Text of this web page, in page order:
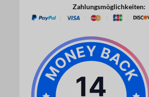
Zahlungsmöglichkeiten: